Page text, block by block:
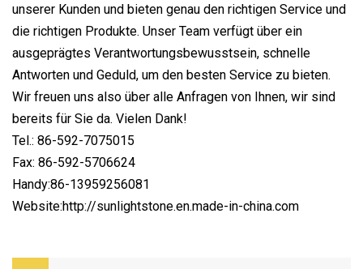
unserer Kunden und bieten genau den richtigen Service und
die richtigen Produkte. Unser Team verfügt über ein
ausgeprägtes Verantwortungsbewusstsein, schnelle
Antworten und Geduld, um den besten Service zu bieten.
Wir freuen uns also über alle Anfragen von Ihnen, wir sind
bereits für Sie da. Vielen Dank!
Tel.: 86-592-7075015
Fax: 86-592-5706624
Handy:86-13959256081
Website:http://sunlightstone.en.made-in-china.com